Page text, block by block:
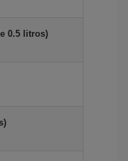
0.5 litros)